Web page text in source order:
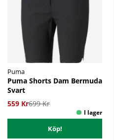
Puma
Puma Shorts Dam Bermuda
Svart
559 Kr699 Kr
Köp!